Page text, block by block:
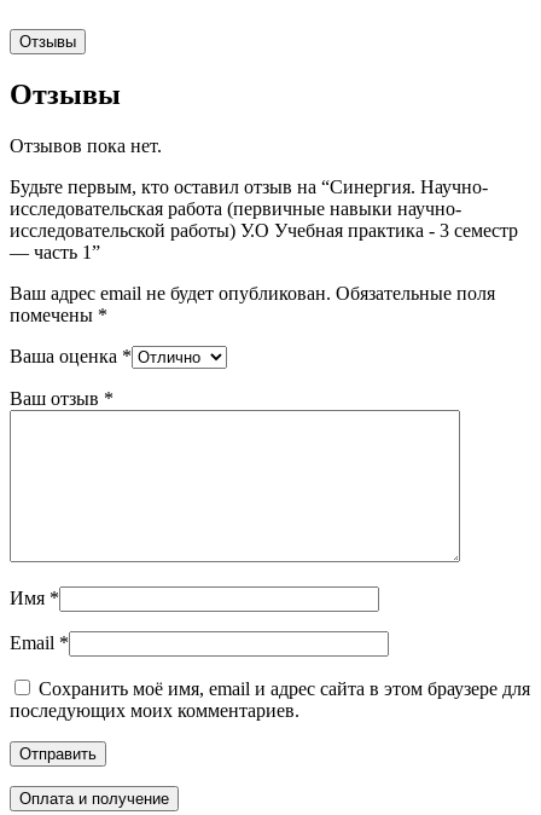
Отзывы
Отзывы
Отзывов пока нет.
Будьте первым, кто оставил отзыв на “Синергия. Научно-
исследовательская работа (первичные навыки научно-
исследовательской работы) У.О Учебная практика - 3 семестр
— часть 1”
Ваш адрес email не будет опубликован. Обязательные поля
помечены *
Ваша оценка *
Ваш отзыв *
Имя *
Email *
Сохранить моё имя, email и адрес сайта в этом браузере для
последующих моих комментариев.
Оплата и получение